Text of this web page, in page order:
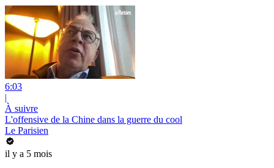
6:03
|
À suivre
L'offensive de la Chine dans la guerre du cool
Le Parisien
il y a 5 mois